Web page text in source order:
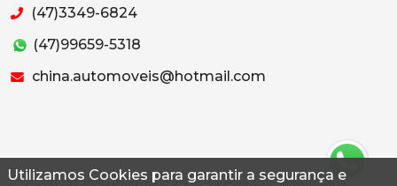
Utilizamos Cookies para garantir a segurança e
(47)3349-6824
(47)99659-5318
china.automoveis@hotmail.com